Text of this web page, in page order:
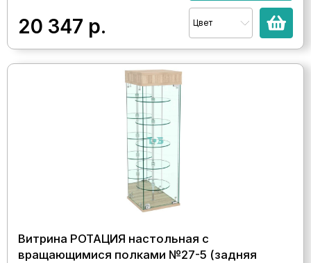
20 347 р. Цвет
Витрина РОТАЦИЯ настольная с
вращающимися полками №27-5 (задняя